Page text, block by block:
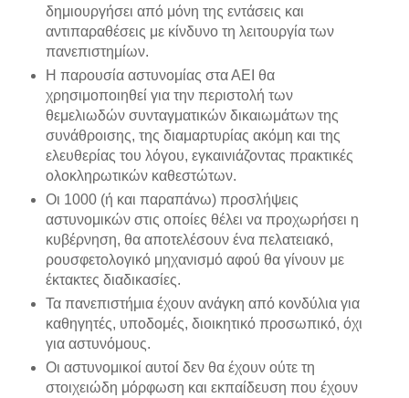
δημιουργήσει από μόνη της εντάσεις και
αντιπαραθέσεις με κίνδυνο τη λειτουργία των
πανεπιστημίων.
Η παρουσία αστυνομίας στα ΑΕΙ θα
χρησιμοποιηθεί για την περιστολή των
θεμελιωδών συνταγματικών δικαιωμάτων της
συνάθροισης, της διαμαρτυρίας ακόμη και της
ελευθερίας του λόγου, εγκαινιάζοντας πρακτικές
ολοκληρωτικών καθεστώτων.
Οι 1000 (ή και παραπάνω) προσλήψεις
αστυνομικών στις οποίες θέλει να προχωρήσει η
κυβέρνηση, θα αποτελέσουν ένα πελατειακό,
ρουσφετολογικό μηχανισμό αφού θα γίνουν με
έκτακτες διαδικασίες.
Τα πανεπιστήμια έχουν ανάγκη από κονδύλια για
καθηγητές, υποδομές, διοικητικό προσωπικό, όχι
για αστυνόμους.
Οι αστυνομικοί αυτοί δεν θα έχουν ούτε τη
στοιχειώδη μόρφωση και εκπαίδευση που έχουν